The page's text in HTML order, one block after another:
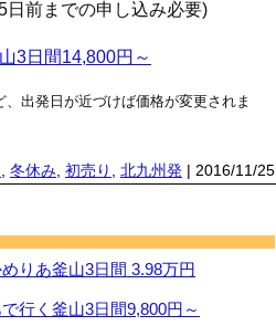
日前までの申し込み必要)
3日間14,800円～
出発日が近づけば価格が変更されま
冬休み 初売り 北九州発 | 2016/11/25
りあ釜山3日間 3.98万円
行く釜山3日間9,800円～